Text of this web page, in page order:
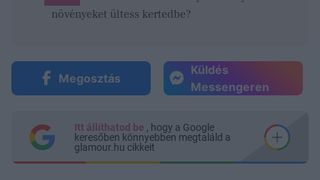
növényeket ültess kertedbe?
Megosztás
Küldés
Messengeren
Itt állíthatod be , hogy a Google
keresőben könnyebben megtaláld a
glamour.hu cikkeit